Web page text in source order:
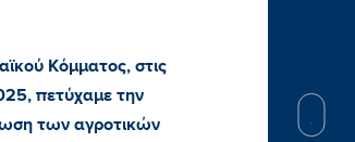
Κόμματος, στις
πετύχαμε την
των αγροτικών